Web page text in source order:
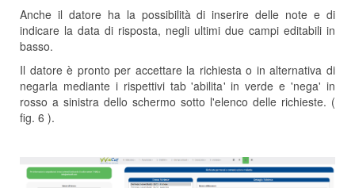
Anche il datore ha la possibilità di inserire delle note e di
indicare la data di risposta, negli ultimi due campi editabili in
basso.
Il datore è pronto per accettare la richiesta o in alternativa di
negarla mediante i rispettivi tab 'abilita' in verde e 'nega' in
rosso a sinistra dello schermo sotto l'elenco delle richieste. (
fig. 6 ).